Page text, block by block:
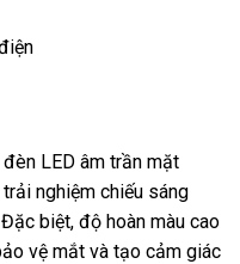
LED âm trần mặt
nghiệm chiếu sáng
biệt, độ hoàn màu cao
vệ mắt và tạo cảm giác